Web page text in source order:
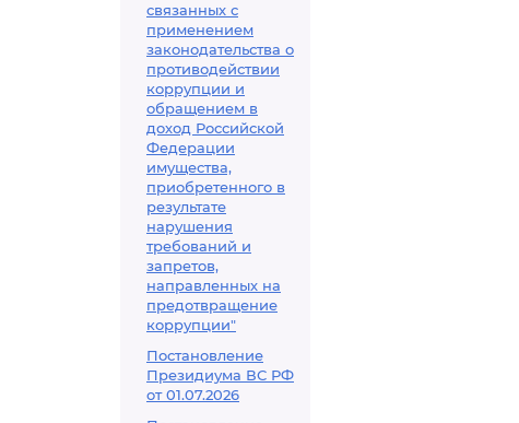
связанных с
применением
законодательства о
противодействии
коррупции и
обращением в
доход Российской
Федерации
имущества,
приобретенного в
результате
нарушения
требований и
запретов,
направленных на
предотвращение
коррупции"
Постановление
Президиума ВС РФ
от 01.07.2026